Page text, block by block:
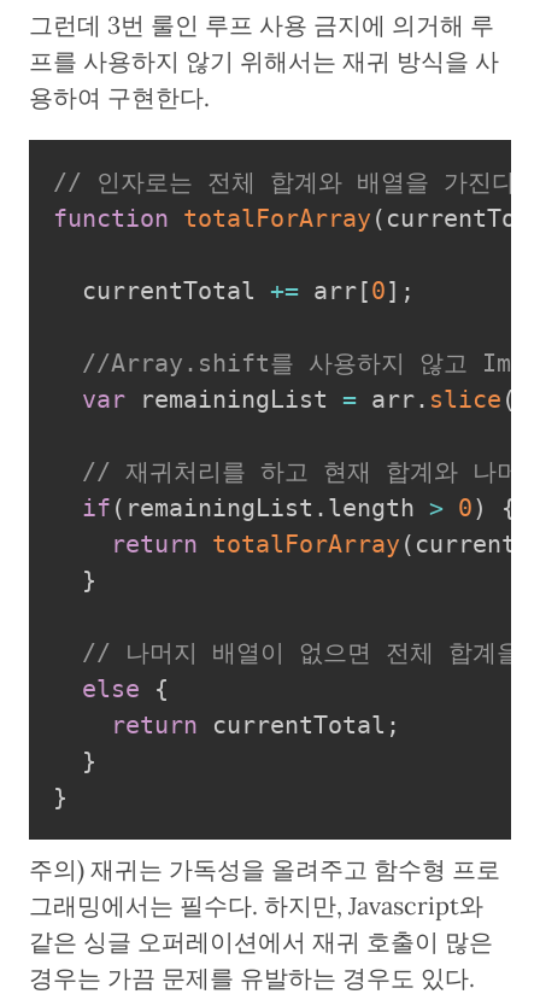
그런데 3번 룰인 루프 사용 금지에 의거해 루
프를 사용하지 않기 위해서는 재귀 방식을 사
용하여 구현한다.
// 인자로는 전체 합계와 배열을 가진다.
function totalForArray (
  currentTotal
+= arr[0] ;
//Array.shift를 사용하지 않고
var remainingList = arr. slice (
// 재귀처리를 하고 현재 합계와 나머
if ( remainingList . length > 0)
{
return totalForArray (
}
// 나머지 배열이 없으면 전체 합계을
else
{
return currentTotal ;
}
}
주의) 재귀는 가독성을 올려주고 함수형 프로
그래밍에서는 필수다. 하지만, Javascript와
같은 싱글 오퍼레이션에서 재귀 호출이 많은
경우는 가끔 문제를 유발하는 경우도 있다.